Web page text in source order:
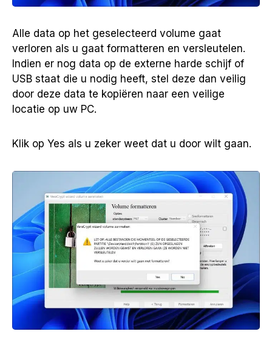
Alle data op het geselecteerd volume gaat
verloren als u gaat formatteren en versleutelen.
Indien er nog data op de externe harde schijf of
USB staat die u nodig heeft, stel deze dan veilig
door deze data te kopiëren naar een veilige
locatie op uw PC.
Klik op Yes als u zeker weet dat u door wilt gaan.